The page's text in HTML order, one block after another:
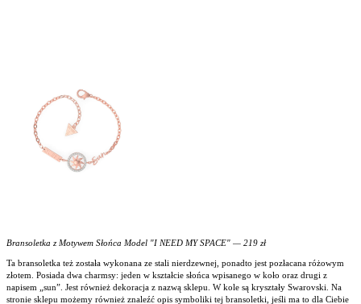
Bransoletka z Motywem Słońca Model "I NEED MY SPACE" — 219 zł
Ta bransoletka też została wykonana ze stali nierdzewnej, ponadto jest pozłacana różowym
złotem. Posiada dwa charmsy: jeden w kształcie słońca wpisanego w koło oraz drugi z
napisem „sun”. Jest również dekoracja z nazwą sklepu. W kole są kryształy Swarovski. Na
stronie sklepu możemy również znaleźć opis symboliki tej bransoletki, jeśli ma to dla Ciebie